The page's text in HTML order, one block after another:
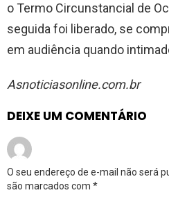
o Termo Circunstancial de
seguida foi liberado, se
em audiência quando
Asnoticiasonline.com.br
DEIXE UM COMENTÁRIO
O seu endereço de e-mail não será
são marcados com *